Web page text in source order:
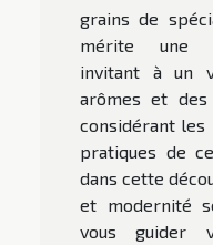
grains de
mérite une
invitant à un
arômes et
considérant les
pratiques de
dans cette
et modernité
vous guider